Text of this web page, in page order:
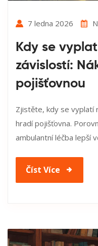
7 ledna 2026
Kdy se
závislostí:
pojišťovnou
Zjistěte, kdy se vyplatí
hradí pojišťovna.
ambulantní léčba lepší
Číst Více